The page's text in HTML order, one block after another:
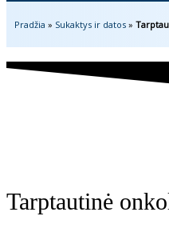
Pradžia » Sukaktys ir datos »
Tarptautinė